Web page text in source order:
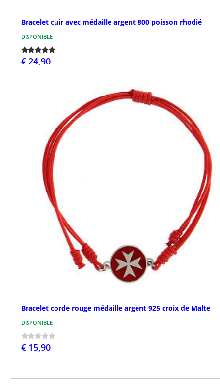
Bracelet cuir avec médaille argent 800 poisson rhodié
DISPONIBLE
€ 24,90
Bracelet corde rouge médaille argent 925 croix de Malte
DISPONIBLE
€ 15,90